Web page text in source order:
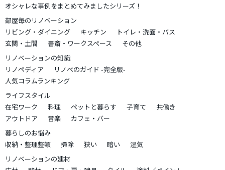
オシャレな事例をまとめてみましたシリーズ！
部屋毎のリノベーション
リビング・ダイニング
キッチン
トイレ・洗面・バス
玄関・土間
書斎・ワークスペース
その他
リノベーションの知識
リノペディア
リノベのガイド -完全版-
人気コラムランキング
ライフスタイル
在宅ワーク
料理 ペットと暮らす 子育て
共働き
アウトドア
音楽
カフェ・バー
暮らしのお悩み
収納・整理整頓
掃除 狭い 暗い
湿気
リノベーションの建材